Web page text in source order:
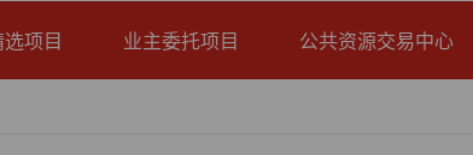
项目 业主委托项目 公共资源交易中心